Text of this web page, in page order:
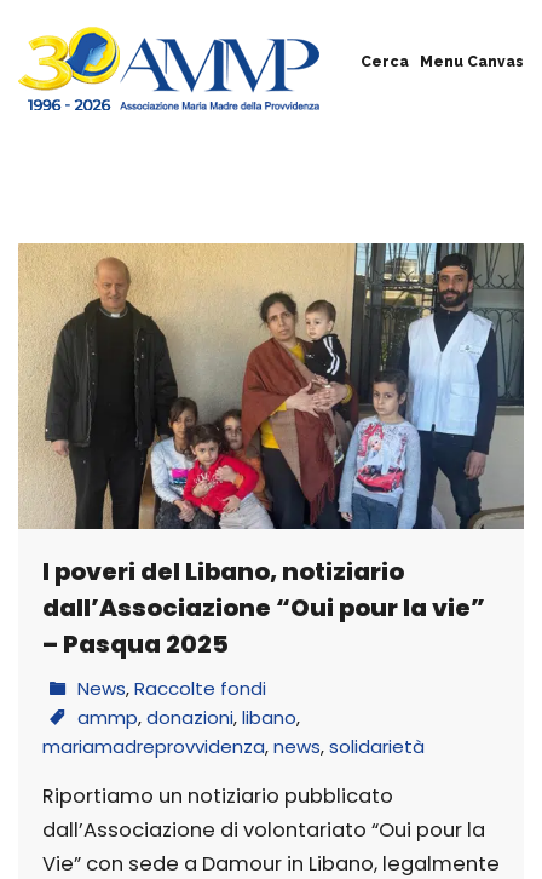
Cerca Menu Canvas
I poveri del Libano, notiziario
dall’Associazione “Oui pour la vie”
– Pasqua 2025
News,Raccolte fondi
ammp,donazioni,libano,
mariamadreprovvidenza,news,solidarietà
Riportiamo un notiziario pubblicato
dall’Associazione di volontariato “Oui pour la
Vie” con sede a Damour in Libano, legalmente